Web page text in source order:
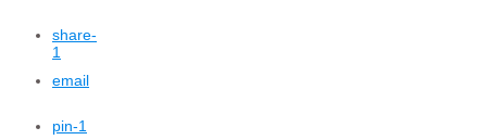
share-
1
email
pin-1